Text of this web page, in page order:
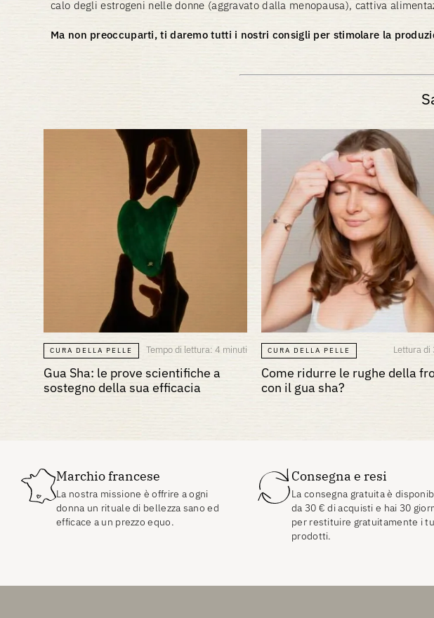
calo degli estrogeni nelle donne (aggravato dalla menopausa), cattiva
Ma non preoccuparti, ti daremo tutti i nostri consigli per stimolare la
CURA DELLA PELLE Tempo di lettura: 4 minuti
Gua Sha: le prove scientifiche a
sostegno della sua efficacia
CURA DELLA PELLE Lettura di
Come ridurre le rughe della
con il gua sha?
Marchio francese
La nostra missione è offrire a ogni
donna un rituale di bellezza sano ed
efficace a un prezzo equo.
Consegna e resi
La consegna gratuita è
da 30 € di acquisti e hai 30
per restituire gratuitamente i
prodotti.